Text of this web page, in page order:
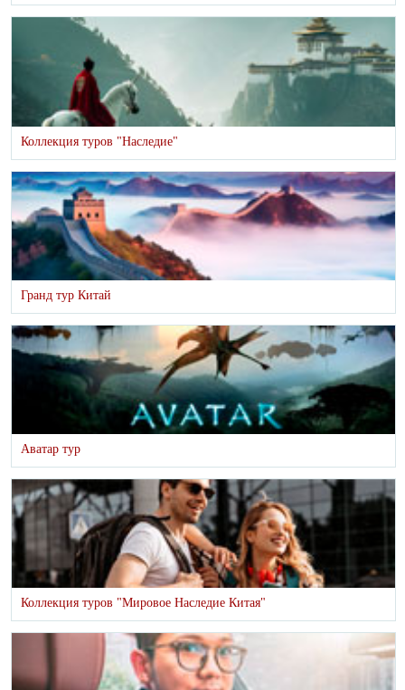
Коллекция туров "Наследие"
Гранд тур Китай
Аватар тур
Коллекция туров "Мировое Наследие Китая"